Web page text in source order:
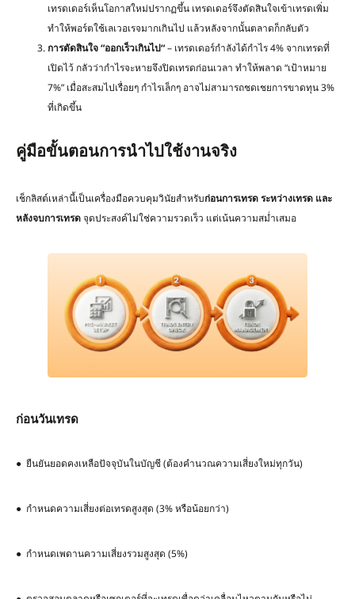
เทรดเดอร์เห็นโอกาสใหม่ปรากฏขึ้น เทรดเดอร์จึงตัดสินใจเข้าเทรดเพิ่ม
ทำให้พอร์ตใช้เลเวอเรจมากเกินไป แล้วหลังจากนั้นตลาดก็กลับตัว
การตัดสินใจ“ออกเร็วเกินไป“– เทรดเดอร์กำลังได้กำไร 4% จากเทรดที่
เปิดไว้ กลัวว่ากำไรจะหายจึงปิดเทรดก่อนเวลา ทำให้พลาด “เป้าหมาย
7%” เมื่อสะสมไปเรื่อยๆ กำไรเล็กๆ อาจไม่สามารถชดเชยการขาดทุน 3%
ที่เกิดขึ้น
คู่มือขั้นตอนการนำไปใช้งานจริง
เช็กลิสต์เหล่านี้เป็นเครื่องมือควบคุมวินัยสำหรับก่อนการเทรดระหว่างเทรด และ
หลังจบการเทรดจุดประสงค์ไม่ใช่ความรวดเร็ว แต่เน้นความสม่ำเสมอ
ก่อนวันเทรด
● ยืนยันยอดคงเหลือปัจจุบันในบัญชี (ต้องคำนวณความเสี่ยงใหม่ทุกวัน)
● กำหนดความเสี่ยงต่อเทรดสูงสุด (3% หรือน้อยกว่า)
● กำหนดเพดานความเสี่ยงรวมสูงสุด (5%)